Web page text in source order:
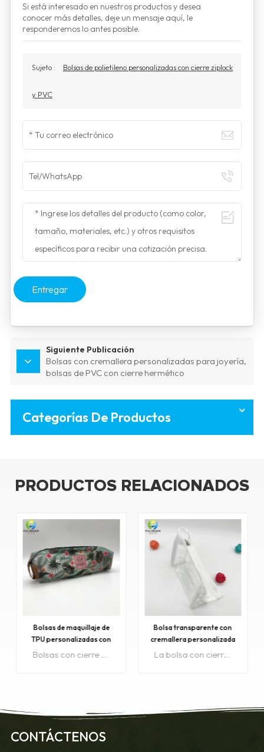
Si está interesado en nuestros productos y desea
conocer más detalles, deje un mensaje aquí, le
responderemos lo antes posible.
Sujeto : Bolsas de polietileno personalizadas con cierre ziplock
y PVC
Entregar
Siguiente Publicación
Bolsas con cremallera personalizadas para joyería,
bolsas de PVC con cierre hermético
Categorías De Productos
PRODUCTOS RELACIONADOS
Bolsas de maquillaje de
TPU personalizadas con
cremallera
Bolsas con cierre de TPU personalizadas, ideales para maquillaje, artículos de tocador, bolígrafos, lápices... cualquier cosa que quieras guardar.
OBTENGA
Bolsa transparente con
cremallera personalizada
La bolsa con cierre transparente personalizada es una forma ideal de empaquetar kits de viaje de cosméticos, juegos de regalo para el baño y el cuerpo o artículos promocionales.
CONTÁCTENOS